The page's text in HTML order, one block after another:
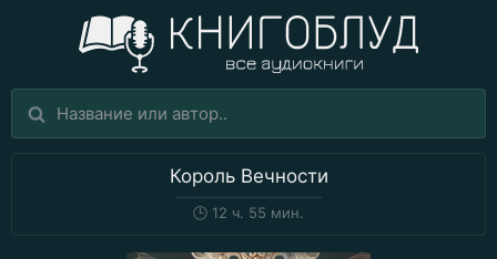
Король Вечности
🕒 12 ч. 55 мин.